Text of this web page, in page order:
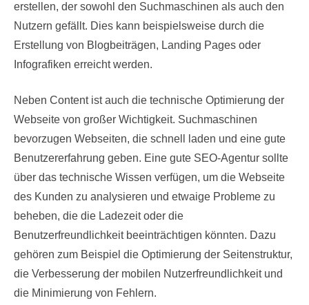
erstellen, der sowohl den Suchmaschinen als auch den
Nutzern gefällt. Dies kann beispielsweise durch die
Erstellung von Blogbeiträgen, Landing Pages oder
Infografiken erreicht werden.
Neben Content ist auch die technische Optimierung der
Webseite von großer Wichtigkeit. Suchmaschinen
bevorzugen Webseiten, die schnell laden und eine gute
Benutzererfahrung geben. Eine gute SEO-Agentur sollte
über das technische Wissen verfügen, um die Webseite
des Kunden zu analysieren und etwaige Probleme zu
beheben, die die Ladezeit oder die
Benutzerfreundlichkeit beeinträchtigen könnten. Dazu
gehören zum Beispiel die Optimierung der Seitenstruktur,
die Verbesserung der mobilen Nutzerfreundlichkeit und
die Minimierung von Fehlern.